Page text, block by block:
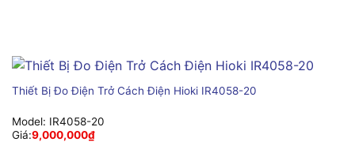
Thiết Bị Đo Điện Trở Cách Điện Hioki IR4058-20
Model: IR4058-20
Giá:9,000,000₫